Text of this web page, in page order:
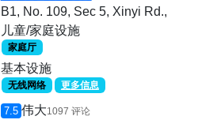
B1, No. 109, Sec 5, Xinyi Rd.,
儿童/家庭设施
家庭厅
基本设施
无线网络 更多信息
7.5 伟大1097 评论